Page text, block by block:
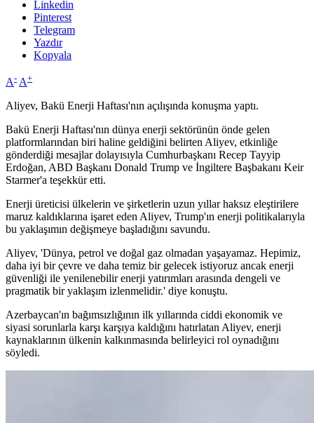
Linkedin
Pinterest
Telegram
Yazdır
Kopyala
A- A+
Aliyev, Bakü Enerji Haftası'nın açılışında konuşma yaptı.
Bakü Enerji Haftası'nın dünya enerji sektörünün önde gelen
platformlarından biri haline geldiğini belirten Aliyev, etkinliğe
gönderdiği mesajlar dolayısıyla Cumhurbaşkanı Recep Tayyip
Erdoğan, ABD Başkanı Donald Trump ve İngiltere Başbakanı Keir
Starmer'a teşekkür etti.
Enerji üreticisi ülkelerin ve şirketlerin uzun yıllar haksız eleştirilere
maruz kaldıklarına işaret eden Aliyev, Trump'ın enerji politikalarıyla
bu yaklaşımın değişmeye başladığını savundu.
Aliyev, 'Dünya, petrol ve doğal gaz olmadan yaşayamaz. Hepimiz,
daha iyi bir çevre ve daha temiz bir gelecek istiyoruz ancak enerji
güvenliği ile yenilenebilir enerji yatırımları arasında dengeli ve
pragmatik bir yaklaşım izlenmelidir.' diye konuştu.
Azerbaycan'ın bağımsızlığının ilk yıllarında ciddi ekonomik ve
siyasi sorunlarla karşı karşıya kaldığını hatırlatan Aliyev, enerji
kaynaklarının ülkenin kalkınmasında belirleyici rol oynadığını
söyledi.